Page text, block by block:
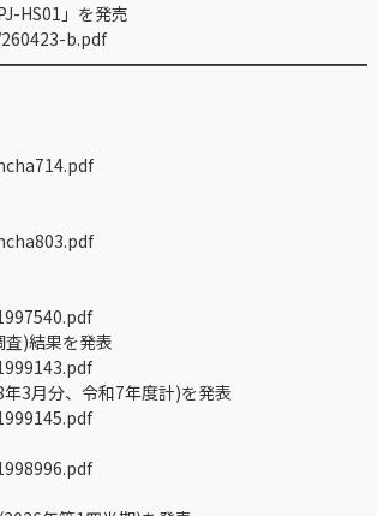
HS01」を発売
b.pdf
)結果を発表
3月分、令和7年度計)を発表